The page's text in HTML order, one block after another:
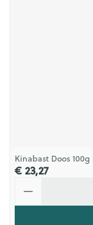
Kinabast Doos 100g
€ 23,27